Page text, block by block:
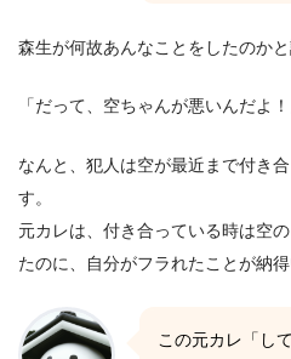
森生が何故あんなことをしたのか
「だって、空ちゃんが悪いんだよ！
なんと、犯人は空が最近まで付き
す。
元カレは、付き合っている時は空
たのに、自分がフラれたことが納
この元カレ「し